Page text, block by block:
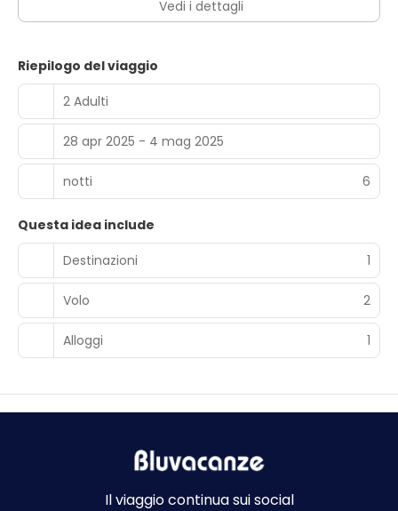
personale poliglotta. Il un parcheggio (a pagamento) è
disponibile in loco.
Vedi i dettagli
Riepilogo del viaggio
2 Adulti
28 apr 2025 - 4 mag 2025
notti 6
Questa idea include
Destinazioni
1
Volo 2
Alloggi 1
Il viaggio continua sui social